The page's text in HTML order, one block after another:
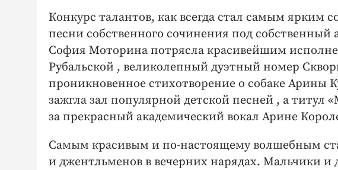
Конкурс талантов, как всегда стал самым ярким
песни собственного сочинения под
София Моторина потрясла красивейшим
Рубальской , великолепный дуэтный номер
проникновенное стихотворение о собаке Арины
зажгла зал популярной детской песней , а титул
за прекрасный академический вокал Арине
Самым красивым и по-настоящему волшебным
и джентльменов в вечерних нарядах. Мальчики и